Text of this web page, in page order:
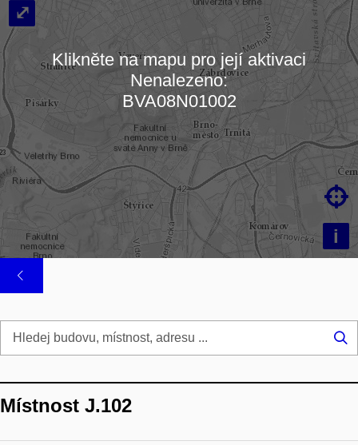
Načítám mapu…
i

⤢
Klikněte na mapu pro její aktivaci
Nenalezeno:
BVA08N01002
Místnost J.102